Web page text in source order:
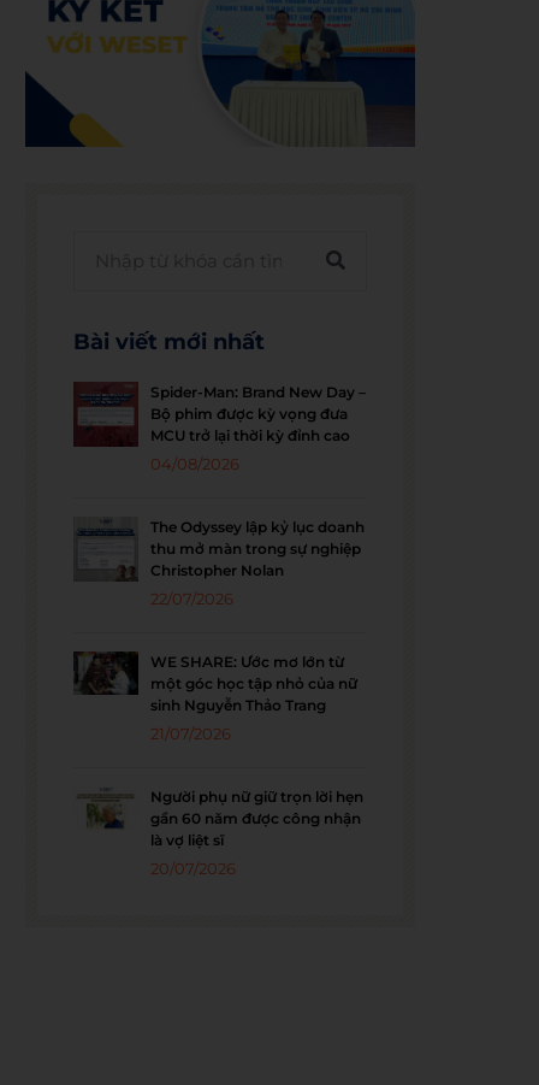
Bài viết mới nhất
Spider-Man: Brand New Day –
Bộ phim được kỳ vọng đưa
MCU trở lại thời kỳ đỉnh cao
04/08/2026
The Odyssey lập kỷ lục doanh
thu mở màn trong sự nghiệp
Christopher Nolan
22/07/2026
WE SHARE: Ước mơ lớn từ
một góc học tập nhỏ của nữ
sinh Nguyễn Thảo Trang
21/07/2026
Người phụ nữ giữ trọn lời hẹn
gần 60 năm được công nhận
là vợ liệt sĩ
20/07/2026